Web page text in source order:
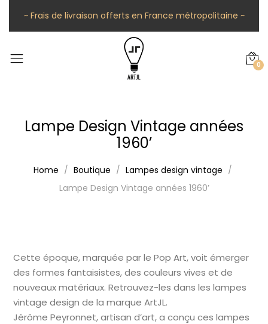
~ Frais de livraison offerts en France métropolitaine ~
0
Lampe Design Vintage années
1960’
Home Boutique
Lampes design vintage
Lampe Design Vintage années 1960’
Cette époque, marquée par le Pop Art, voit émerger
des formes fantaisistes, des couleurs vives et de
nouveaux matériaux. Retrouvez-les dans les lampes
vintage design de la marque ArtJL.
Jérôme Peyronnet, artisan d’art, a conçu ces lampes